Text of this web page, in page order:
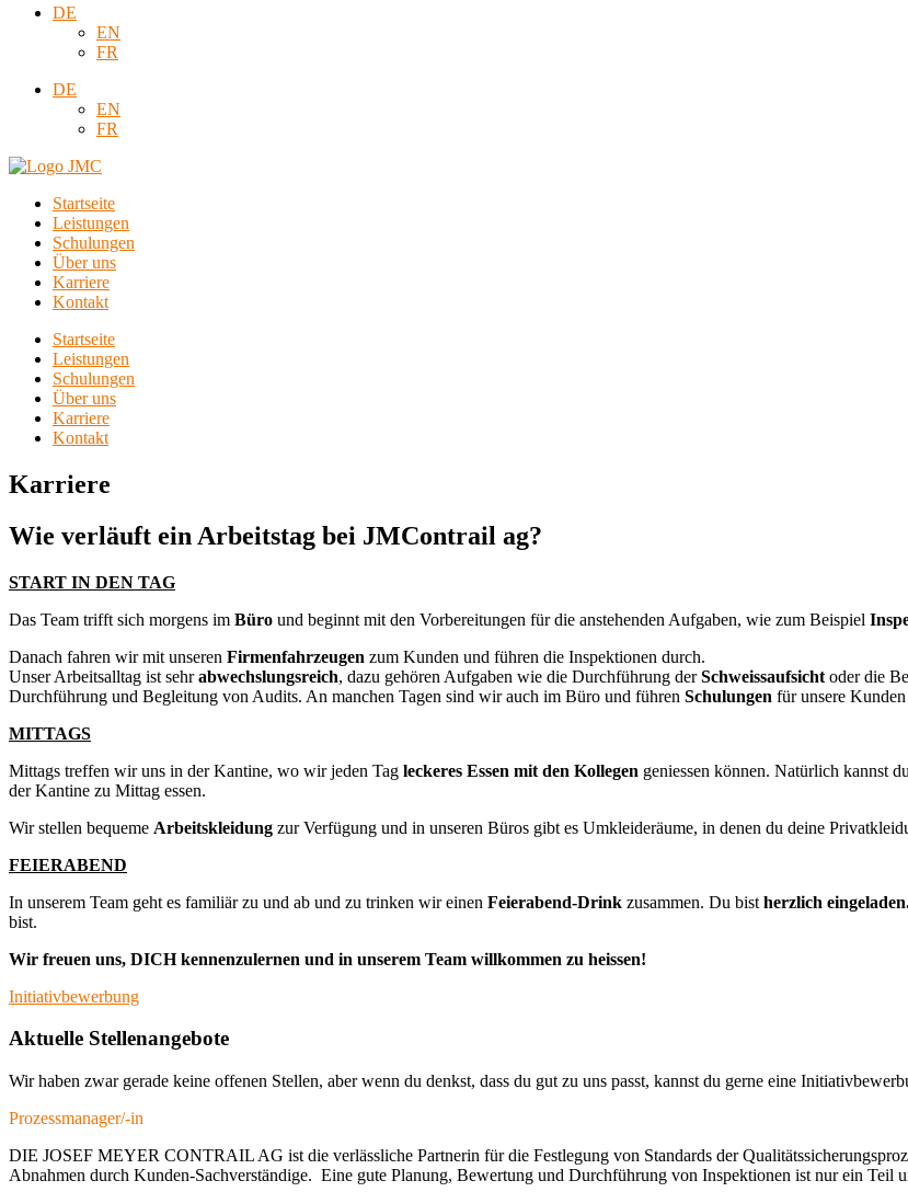
DE
EN
FR
DE
EN
FR
Startseite
Leistungen
Schulungen
Über uns
Karriere
Kontakt
Startseite
Leistungen
Schulungen
Über uns
Karriere
Kontakt
Karriere
Wie verläuft ein Arbeitstag bei JMContrail ag?
START IN DEN TAG
Das Team trifft sich morgens im Büro und beginnt mit den Vorbereitungen für die anstehenden Aufgaben, wie zum Beispiel
Danach fahren wir mit unseren Firmenfahrzeugen zum Kunden und führen die Inspektionen durch.
Unser Arbeitsalltag ist sehrabwechslungsreich, dazu gehören Aufgaben wie die Durchführung derSchweissaufsicht oder die
Durchführung und Begleitung von Audits. An manchen Tagen sind wir auch im Büro und führen Schulungen für unsere
MITTAGS
Mittags treffen wir uns in der Kantine, wo wir jeden Tag leckeres Essen mit den Kollegen geniessen können. Natürlich kannst
der Kantine zu Mittag essen.
Wir stellen bequeme Arbeitskleidung zur Verfügung und in unseren Büros gibt es Umkleideräume, in denen du deine
FEIERABEND
In unserem Team geht es familiär zu und ab und zu trinken wir einen Feierabend-Drink zusammen. Du bist herzlich
bist.
Wir freuen uns, DICH kennenzulernen und in unserem Team willkommen zu heissen!
Initiativbewerbung
Aktuelle Stellenangebote
Wir haben zwar gerade keine offenen Stellen, aber wenn du denkst, dass du gut zu uns passt, kannst du gerne eine
Prozessmanager/-in
DIE JOSEF MEYER CONTRAIL AG ist die verlässliche Partnerin für die Festlegung von Standards der
Abnahmen durch Kunden-Sachverständige. Eine gute Planung, Bewertung und Durchführung von Inspektionen ist nur ein Teil